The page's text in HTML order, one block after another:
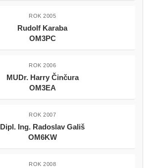
ROK 2005
Rudolf Karaba
OM3PC
ROK 2006
MUDr. Harry Činčura
OM3EA
ROK 2007
Dipl. Ing. Radoslav Gališ
OM6KW
ROK 2008